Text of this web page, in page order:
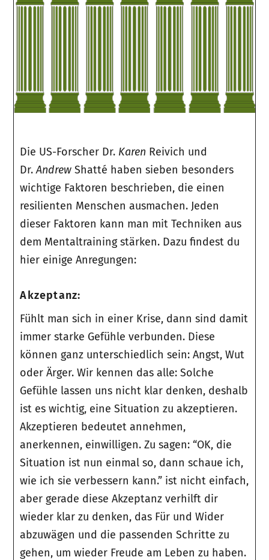
Die US-Forscher Dr. Karen Reivich und
Dr.Andrew Shatté haben sieben besonders
wichtige Faktoren beschrieben, die einen
resilienten Menschen ausmachen. Jeden
dieser Faktoren kann man mit Techniken aus
dem Mentaltraining stärken. Dazu findest du
hier einige Anregungen:
Akzeptanz:
Fühlt man sich in einer Krise, dann sind damit
immer starke Gefühle verbunden. Diese
können ganz unterschiedlich sein: Angst, Wut
oder Ärger. Wir kennen das alle: Solche
Gefühle lassen uns nicht klar denken, deshalb
ist es wichtig, eine Situation zu akzeptieren.
Akzeptieren bedeutet annehmen,
anerkennen, einwilligen. Zu sagen: “OK, die
Situation ist nun einmal so, dann schaue ich,
wie ich sie verbessern kann.” ist nicht einfach,
aber gerade diese Akzeptanz verhilft dir
wieder klar zu denken, das Für und Wider
abzuwägen und die passenden Schritte zu
gehen, um wieder Freude am Leben zu haben.